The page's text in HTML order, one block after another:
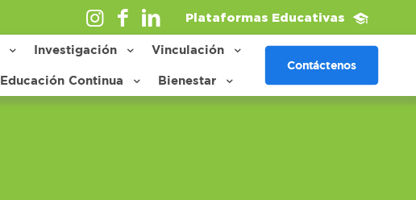
Plataformas Educativas
Investigación Vinculación
Educación Continua Bienestar
Contáctenos